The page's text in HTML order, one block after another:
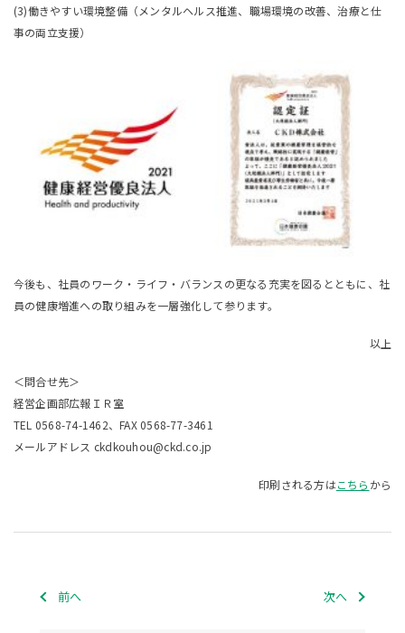
(3)働きやすい環境整備（メンタルヘルス推進、職場環境の改善、治療と仕
事の両立支援）
今後も、社員のワーク・ライフ・バランスの更なる充実を図るとともに、社
員の健康増進への取り組みを一層強化して参ります。
以上
＜問合せ先＞
経営企画部広報ＩＲ室
TEL 0568-74-1462、FAX 0568-77-3461
メールアドレス ckdkouhou@ckd.co.jp
印刷される方はこちら から
前へ 次へ